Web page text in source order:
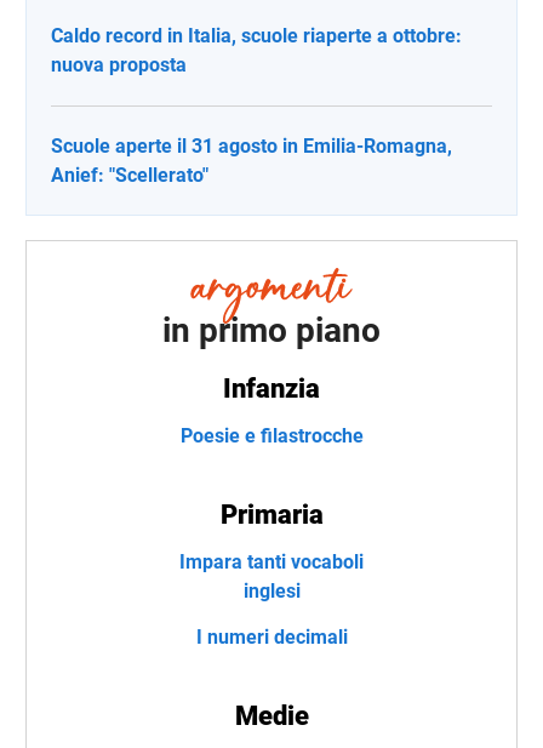
Caldo record in Italia, scuole riaperte a ottobre:
nuova proposta
Scuole aperte il 31 agosto in Emilia-Romagna,
Anief: "Scellerato"
in primo piano
Infanzia
Poesie e filastrocche
Primaria
Impara tanti vocaboli
inglesi
I numeri decimali
Medie